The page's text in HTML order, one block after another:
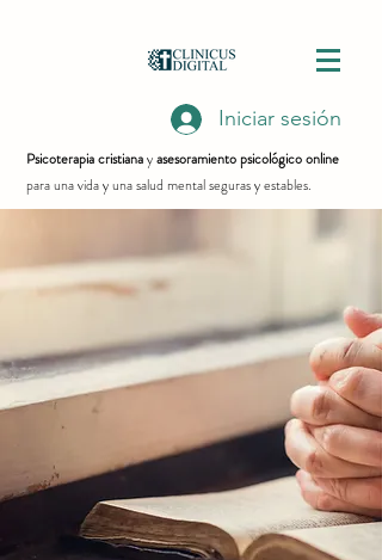
Psicoterapia cristianayasesoramiento psicológico online
para una vida y una salud mental seguras y estables.
Iniciar sesión